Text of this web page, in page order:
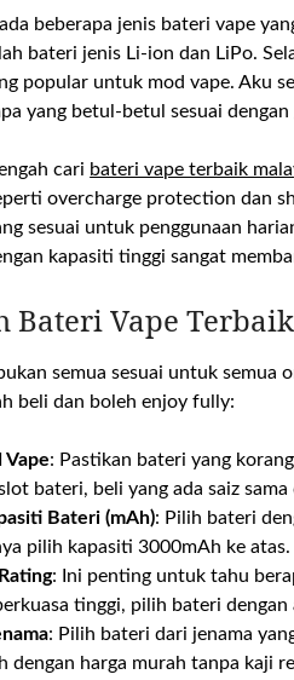
beberapa jenis bateri vape
bateri jenis Li-ion dan LiPo.
popular untuk mod vape. Aku
yang betul-betul sesuai dengan
cari bateri vape terbaik
overcharge protection dan
sesuai untuk penggunaan
kapasiti tinggi sangat
Bateri Vape
semua sesuai untuk semua
beli dan boleh enjoy fully:
Vape: Pastikan bateri yang
bateri, beli yang ada saiz
Bateri (mAh): Pilih bateri
pilih kapasiti 3000mAh ke atas.
: Ini penting untuk tahu
tinggi, pilih bateri
: Pilih bateri dari jenama
dengan harga murah tanpa kaji